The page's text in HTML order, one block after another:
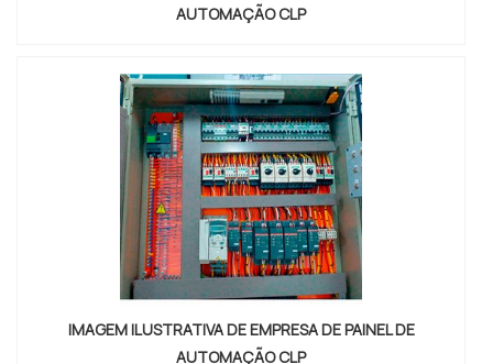
AUTOMAÇÃO CLP
IMAGEM ILUSTRATIVA DE EMPRESA DE PAINEL DE
AUTOMAÇÃO CLP